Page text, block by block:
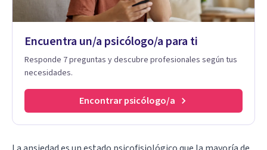
Encuentra un/a psicólogo/a para ti
Responde 7 preguntas y descubre profesionales según tus
necesidades.
Encontrar psicólogo/a